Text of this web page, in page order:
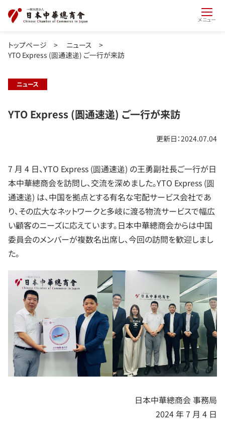
メニュー
トップページ > ニュース >
YTO Express (圆通速递) ご一行が来訪
ニュース
YTO Express (圆通速递) ご一行が来訪
更新日：2024.07.04
7 月 4 日、YTO Express (圆通速递) の王勇副社長ご一行が日
本中華總商会を訪問し、交流を深めました。YTO Express (圆
通速递) は、中国を拠点とする有名な宅配サービス会社であ
り、その広大なネットワークと多岐に渡る物流サービスで幅広
い顧客のニーズに応えています。日本中華總商会からは中国
委員会のメンバーが複数名出席し、今回の訪問を歓迎しまし
た。
日本中華總商会 事務局
2024 年 7 月 4 日